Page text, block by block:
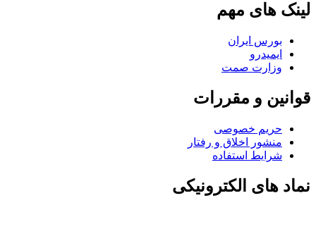
لینک های مهم
بورس ایران
ایمیدرو
وزارت صمت
قوانین و مقررات
حریم خصوصی
منشور اخلاق و رفتار
شرایط استفاده
نماد های الکترونیکی